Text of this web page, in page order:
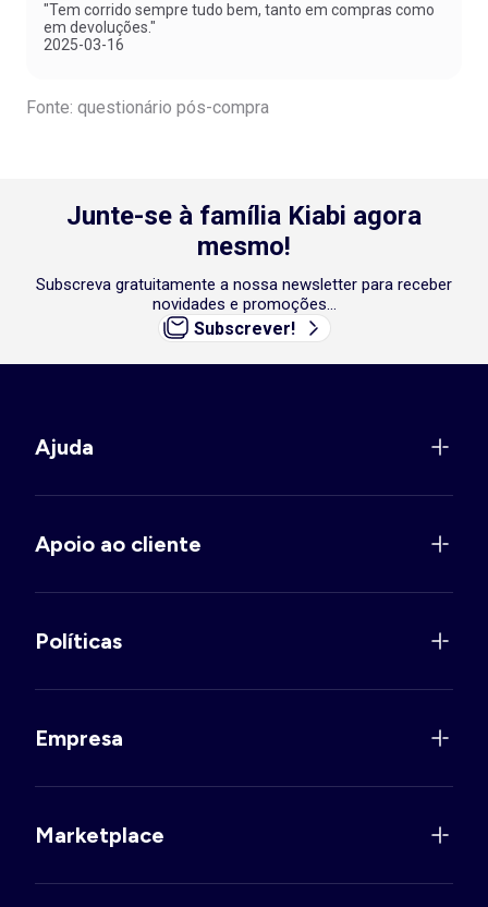
"Tem corrido sempre tudo bem, tanto em compras como
em devoluções."
2025-03-16
Fonte: questionário pós-compra
Junte-se à família Kiabi agora
mesmo!
Subscreva gratuitamente a nossa newsletter para receber
novidades e promoções...
Subscrever!
Ajuda
Apoio ao cliente
Políticas
Empresa
Marketplace